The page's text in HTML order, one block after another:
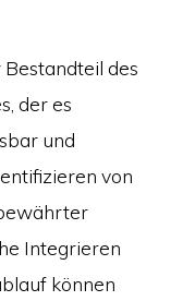
des
der es
und
von
Integrieren
können